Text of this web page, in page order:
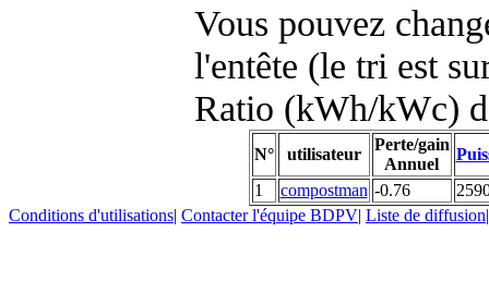
Vous pouvez
l'entête (le tri est
Ratio (kWh/kWc)
N° utilisateur
Perte/gain
Annuel
1
compostman -0.76
Conditions d'utilisations| Contacter l'équipe BDPV| Liste de diffusion